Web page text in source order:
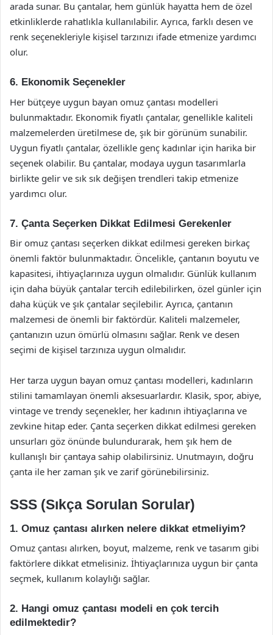
arada sunar. Bu çantalar, hem günlük hayatta hem de özel
etkinliklerde rahatlıkla kullanılabilir. Ayrıca, farklı desen ve
renk seçenekleriyle kişisel tarzınızı ifade etmenize yardımcı
olur.
6. Ekonomik Seçenekler
Her bütçeye uygun bayan omuz çantası modelleri
bulunmaktadır. Ekonomik fiyatlı çantalar, genellikle kaliteli
malzemelerden üretilmese de, şık bir görünüm sunabilir.
Uygun fiyatlı çantalar, özellikle genç kadınlar için harika bir
seçenek olabilir. Bu çantalar, modaya uygun tasarımlarla
birlikte gelir ve sık sık değişen trendleri takip etmenize
yardımcı olur.
7. Çanta Seçerken Dikkat Edilmesi Gerekenler
Bir omuz çantası seçerken dikkat edilmesi gereken birkaç
önemli faktör bulunmaktadır. Öncelikle, çantanın boyutu ve
kapasitesi, ihtiyaçlarınıza uygun olmalıdır. Günlük kullanım
için daha büyük çantalar tercih edilebilirken, özel günler için
daha küçük ve şık çantalar seçilebilir. Ayrıca, çantanın
malzemesi de önemli bir faktördür. Kaliteli malzemeler,
çantanızın uzun ömürlü olmasını sağlar. Renk ve desen
seçimi de kişisel tarzınıza uygun olmalıdır.
Her tarza uygun bayan omuz çantası modelleri, kadınların
stilini tamamlayan önemli aksesuarlardır. Klasik, spor, abiye,
vintage ve trendy seçenekler, her kadının ihtiyaçlarına ve
zevkine hitap eder. Çanta seçerken dikkat edilmesi gereken
unsurları göz önünde bulundurarak, hem şık hem de
kullanışlı bir çantaya sahip olabilirsiniz. Unutmayın, doğru
çanta ile her zaman şık ve zarif görünebilirsiniz.
SSS (Sıkça Sorulan Sorular)
1. Omuz çantası alırken nelere dikkat etmeliyim?
Omuz çantası alırken, boyut, malzeme, renk ve tasarım gibi
faktörlere dikkat etmelisiniz. İhtiyaçlarınıza uygun bir çanta
seçmek, kullanım kolaylığı sağlar.
2. Hangi omuz çantası modeli en çok tercih
edilmektedir?